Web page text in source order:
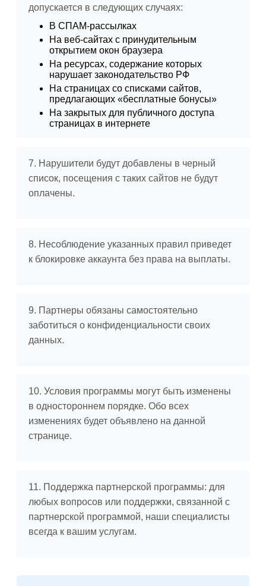
допускается в следующих случаях:
В СПАМ-рассылках
На веб-сайтах с принудительным
открытием окон браузера
На ресурсах, содержание которых
нарушает законодательство РФ
На страницах со списками сайтов,
предлагающих «бесплатные бонусы»
На закрытых для публичного доступа
страницах в интернете
7. Нарушители будут добавлены в черный
список, посещения с таких сайтов не будут
оплачены.
8. Несоблюдение указанных правил приведет
к блокировке аккаунта без права на выплаты.
9. Партнеры обязаны самостоятельно
заботиться о конфиденциальности своих
данных.
10. Условия программы могут быть изменены
в одностороннем порядке. Обо всех
изменениях будет объявлено на данной
странице.
11. Поддержка партнерской программы: для
любых вопросов или поддержки, связанной с
партнерской программой, наши специалисты
всегда к вашим услугам.